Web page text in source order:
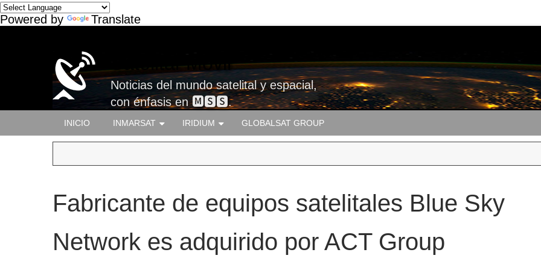
Powered by Translate
Satelital-Móvil
Noticias del mundo satelital y espacial,
con énfasis en 🅼🆂🆂.
INICIO INMARSAT IRIDIUM GLOBALSAT GROUP
Fabricante de equipos satelitales Blue Sky
Network es adquirido por ACT Group